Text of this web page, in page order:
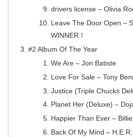
drivers license – Olivia
Leave The Door Open –
WINNER！
#2 Album Of The Year
We Are – Jon Batiste
Love For Sale – Tony
Justice (Triple Chucks
Planet Her (Deluxe) –
Happier Than Ever –
Back Of My Mind – H.E.R.